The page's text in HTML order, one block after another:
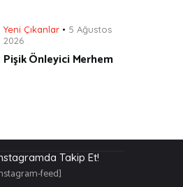
Yeni Çıkanlar
5 Ağustos
2026
Pişik Önleyici Merhem
Takip Et!
feed]